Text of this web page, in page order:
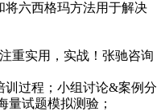
将六西格玛方法用于解决
重实用，实战！张驰咨询
训过程；小组讨论&案例分
量试题模拟测验；